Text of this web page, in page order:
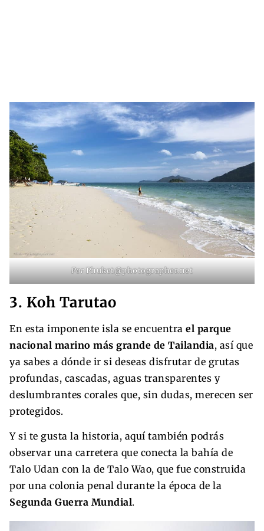
PorPhuket@photographer.net
3. Koh Tarutao
En esta imponente isla se encuentra el parque
nacional marino más grande de Tailandia, así que
ya sabes a dónde ir si deseas disfrutar de grutas
profundas, cascadas, aguas transparentes y
deslumbrantes corales que, sin dudas, merecen ser
protegidos.
Y si te gusta la historia, aquí también podrás
observar una carretera que conecta la bahía de
Talo Udan con la de Talo Wao, que fue construida
por una colonia penal durante la época de la
Segunda Guerra Mundial.